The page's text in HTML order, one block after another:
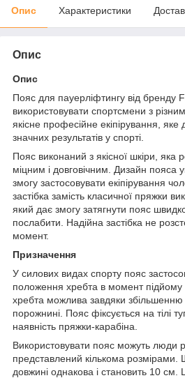
Опис Характеристики
Опис
Опис
Пояс для пауерліфтингу від бренду
використовувати спортсмени з
якісне професійне екіпірування, яке
значних результатів у спорті.
Пояс виконаний з якісної шкіри, яка
міцним і довговічним. Дизайн пояса
змогу застосовувати екіпірування
застібка замість класичної пряжки
який дає змогу затягнути пояс
послабити. Надійна застібка не
момент.
Призначення
У силових видах спорту пояс
положення хребта в момент підйому
хребта можлива завдяки збільшенню
порожнині. Пояс фіксується на тілі
наявність пряжки-карабіна.
Використовувати пояс можуть люди
представлений кількома розмірами.
довжині однакова і становить 10